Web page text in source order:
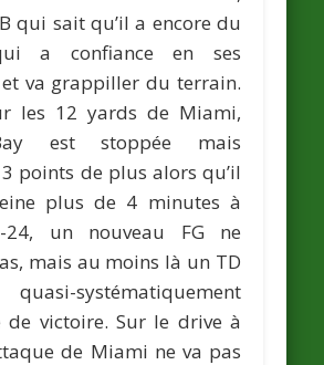
qui sait qu’il a encore du
a confiance en ses
va grappiller du terrain.
les 12 yards de Miami,
est stoppée mais
points de plus alors qu’il
plus de 4 minutes à
24, un nouveau FG ne
mais au moins là un TD
systématiquement
de victoire. Sur le drive à
de Miami ne va pas